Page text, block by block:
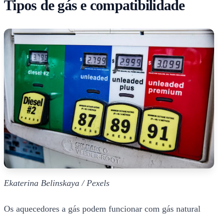
Tipos de gás e compatibilidade
Ekaterina Belinskaya / Pexels
Os aquecedores a gás podem funcionar com gás natural